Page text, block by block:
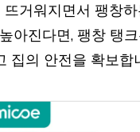
거워지면서 팽창
아진다면, 팽창 탱
집의 안전을 확보합